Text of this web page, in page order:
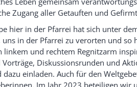
Zugang aller Getauften und
hier in der Pfarrei hat sich unter
uns in der Pfarrei zu verorten und
linkem und rechtem Regnitzarm
Diskussionsrunden und
einladen. Auch für den